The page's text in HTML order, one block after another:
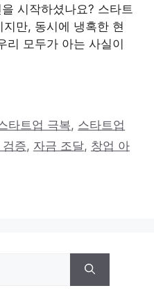
시작하셨나요? 스타트
만, 동시에 냉혹한 현
리 모두가 아는 사실이
타트업 극복, 스타트업
증, 자금 조달, 창업 아